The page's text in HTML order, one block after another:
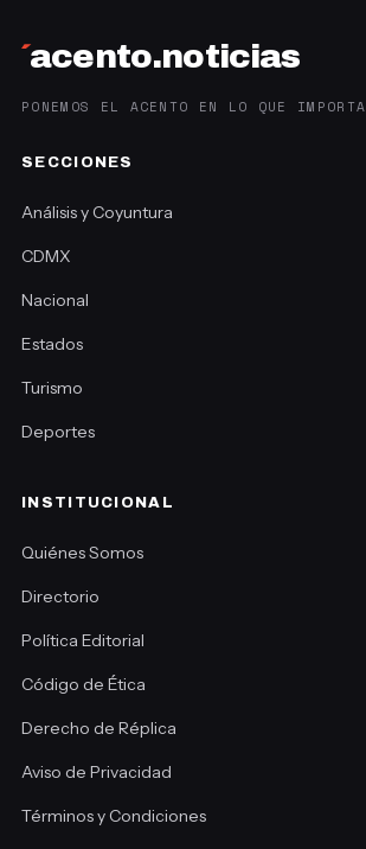
´acento.noticias
PONEMOS EL ACENTO EN LO QUE IMPORTA
SECCIONES
Análisis y Coyuntura
CDMX
Nacional
Estados
Turismo
Deportes
INSTITUCIONAL
Quiénes Somos
Directorio
Política Editorial
Código de Ética
Derecho de Réplica
Aviso de Privacidad
Términos y Condiciones